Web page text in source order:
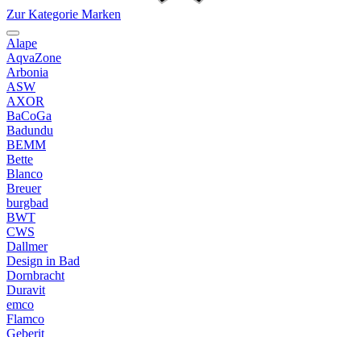
Zur Kategorie Marken
Alape
AqvaZone
Arbonia
ASW
AXOR
BaCoGa
Badundu
BEMM
Bette
Blanco
Breuer
burgbad
BWT
CWS
Dallmer
Design in Bad
Dornbracht
Duravit
emco
Flamco
Geberit